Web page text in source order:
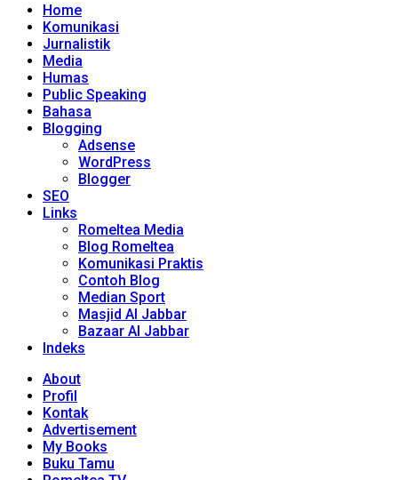
Home
Komunikasi
Jurnalistik
Media
Humas
Public Speaking
Bahasa
Blogging
Adsense
WordPress
Blogger
SEO
Links
Romeltea Media
Blog Romeltea
Komunikasi Praktis
Contoh Blog
Median Sport
Masjid Al Jabbar
Bazaar Al Jabbar
Indeks
About
Profil
Kontak
Advertisement
My Books
Buku Tamu